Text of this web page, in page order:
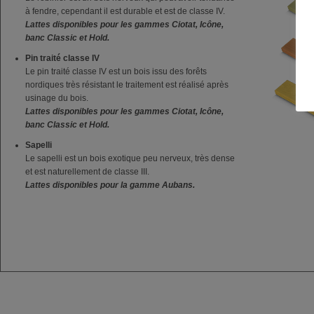
à fendre, cependant il est durable et est de classe IV.
Lattes disponibles pour les gammes Ciotat, Icône,
banc Classic et Hold.
Pin traité classe IV
Le pin traité classe IV est un bois issu des forêts
nordiques très résistant le traitement est réalisé après
usinage du bois.
Lattes disponibles pour les gammes Ciotat, Icône,
banc Classic et Hold.
Sapelli
Le sapelli est un bois exotique peu nerveux, très dense
et est naturellement de classe III.
Lattes disponibles pour la gamme Aubans.